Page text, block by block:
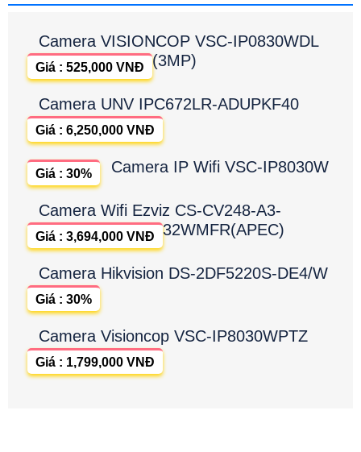
Camera VISIONCOP VSC-IP0830WDL
(3MP)
Giá : 525,000 VNĐ
Camera UNV IPC672LR-ADUPKF40
Giá : 6,250,000 VNĐ
Camera IP Wifi VSC-IP8030W
Giá : 30%
Camera Wifi Ezviz CS-CV248-A3-
32WMFR(APEC)
Giá : 3,694,000 VNĐ
Camera Hikvision DS-2DF5220S-DE4/W
Giá : 30%
Camera Visioncop VSC-IP8030WPTZ
Giá : 1,799,000 VNĐ